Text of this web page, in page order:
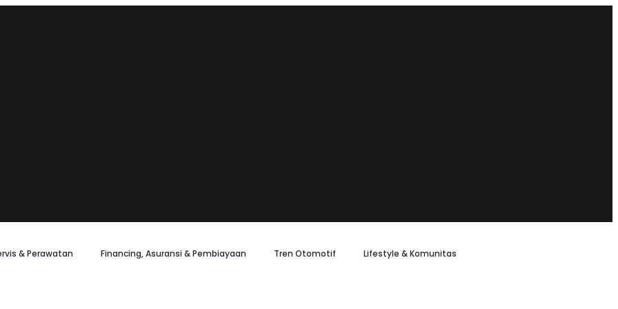
& Perawatan Financing, Asuransi & Pembiayaan Tren Otomotif Lifestyle & Komunitas